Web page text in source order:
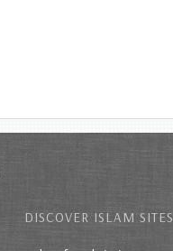
DISCOVER ISLAM SITES